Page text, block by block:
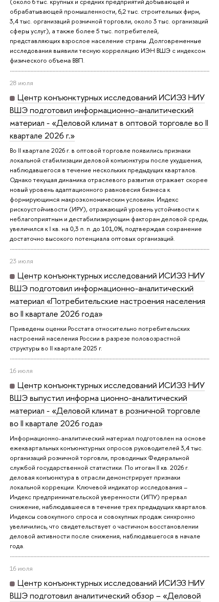
обрабатывающей промышленности, 6,2 тыс. строительных фирм,
3,4 тыс. организаций розничной торговли, около 3 тыс. организаций
сферы услуг), а также более 5 тыс. потребителей,
представляющих взрослое население страны. Долговременные
исследования выявили тесную корреляцию ИЭН ВШЭ с индексом
физического объема ВВП.
28 июля
Центр конъюнктурных исследований ИСИЭЗ НИУ
ВШЭ подготовил информационно-аналитический
материал - «Деловой климат в оптовой торговле во II
квартале 2026 г.»
Во II квартале 2026 г. в оптовой торговле появились признаки
локальной стабилизации деловой конъюнктуры после ухудшения,
наблюдавшегося в течение нескольких предыдущих кварталов.
Однако текущая динамика отраслевого развития отражает скорее
новый уровень адаптационного равновесия бизнеса к
формирующимся макроэкономическим условиям. Индекс
рискоустойчивости (ИРУ), отражающий уровень устойчивости к
неблагоприятным и дестабилизирующим факторам деловой среды,
увеличился к I кв. на 0,3 п. п. до 101,0%, подтверждая сохранение
достаточно высокого потенциала оптовых организаций.
23 июля
Центр конъюнктурных исследований ИСИЭЗ НИУ
ВШЭ подготовил информационно-аналитический
материал «Потребительские настроения населения
во II квартале 2026 года»
Приведены оценки Росстата относительно потребительских
настроений населения России в разрезе половозрастной
структуры во II квартале 2025 г.
16 июля
Центр конъюнктурных исследований ИСИЭЗ НИУ
ВШЭ выпустил информа ционно-аналитический
материал - «Деловой климат в розничной торговле
во II квартале 2026 года»
Информационно-аналитический материал подготовлен на основе
ежеквартальных конъюнктурных опросов руководителей 3,4 тыс.
организаций розничной торговли, проводимых Федеральной
службой государственной статистики. По итогам II кв. 2026 г.
деловая конъюнктура в отрасли демонстрирует признаки
локальной коррекции. Ключевой индикатор исследования –
Индекс предпринимательской уверенности (ИПУ) прервал
снижение, наблюдавшееся в течение трех предыдущих кварталов.
Индексы совокупного спроса и совокупных продаж синхронно
увеличились, что свидетельствует о частичном восстановлении
деловой активности после снижения, наблюдавшегося в начале
года.
16 июля
Центр конъюнктурных исследований ИСИЭЗ НИУ
ВШЭ подготовил аналитический обзор – «Деловой